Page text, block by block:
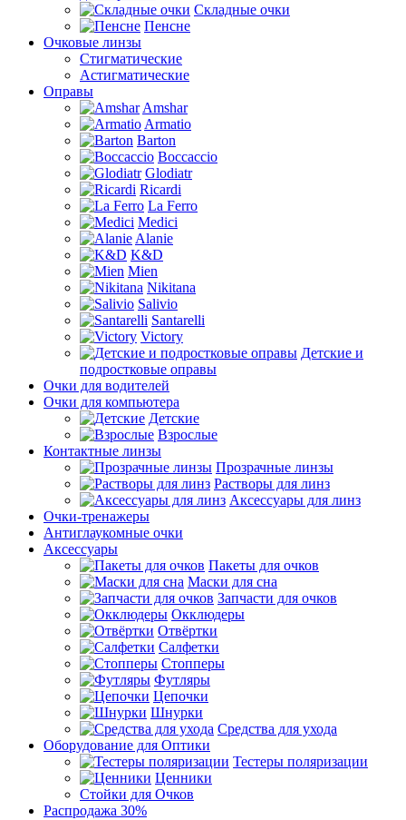
Складные очки
Пенсне
Очковые линзы
Стигматические
Астигматические
Оправы
Amshar
Armatio
Barton
Boccaccio
Glodiatr
Ricardi
La Ferro
Medici
Alanie
K&D
Mien
Nikitana
Salivio
Santarelli
Victory
Детские и
подростковые оправы
Очки для водителей
Очки для компьютера
Детские
Взрослые
Контактные линзы
Прозрачные линзы
Растворы для линз
Аксессуары для линз
Очки-тренажеры
Антиглаукомные очки
Аксессуары
Пакеты для очков
Маски для сна
Запчасти для очков
Окклюдеры
Отвёртки
Салфетки
Стопперы
Футляры
Цепочки
Шнурки
Средства для ухода
Оборудование для Оптики
Тестеры поляризации
Ценники
Стойки для Очков
Распродажа 30%